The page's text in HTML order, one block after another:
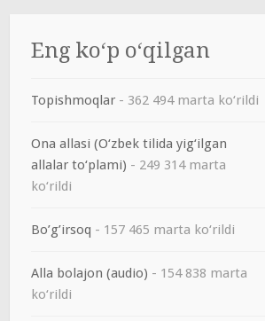
Eng ko‘p o‘qilgan
Topishmoqlar - 362 494 marta ko‘rildi
Ona allasi (O‘zbek tilida yig‘ilgan
allalar to‘plami) - 249 314 marta
ko‘rildi
Bo’g’irsoq - 157 465 marta ko‘rildi
Alla bolajon (audio) - 154 838 marta
ko‘rildi